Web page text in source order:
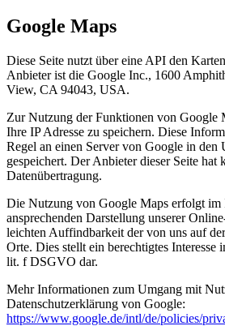
Google Maps
Diese Seite nutzt über eine API den
Anbieter ist die Google Inc., 1600
View, CA 94043, USA.
Zur Nutzung der Funktionen von Google
Ihre IP Adresse zu speichern. Diese
Regel an einen Server von Google in den
gespeichert. Der Anbieter dieser Seite hat
Datenübertragung.
Die Nutzung von Google Maps erfolgt im
ansprechenden Darstellung unserer
leichten Auffindbarkeit der von uns auf
Orte. Dies stellt ein berechtigtes Interesse
lit. f DSGVO dar.
Mehr Informationen zum Umgang mit
Datenschutzerklärung von Google:
https://www.google.de/intl/de/policies/